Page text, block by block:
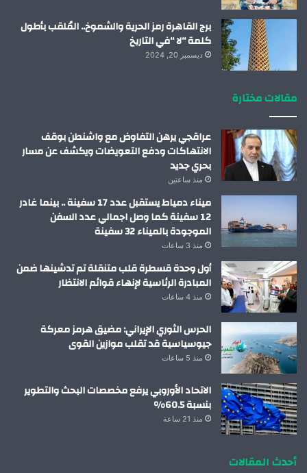
برج القاهرة رمز الحرية والشموخ.. المُلقب بأطول
كلمة “لا “في التاريخ
ديسمبر 20, 2024
مقالات مختارة
عراقجي يرهن التفاوض مع واشنطن بوقف
الانتهاكات ودفع التعويضات ويكشف عن مسار
بحري جديد
منذ ساعتين
ميناء دمياط يستقبل عدد 17 سفينة .. بينما غادر
12 سفينة كما وصل اجمالي عدد السفن
الموجودة بالميناء 32 سفينة
منذ 3 ساعات
أول وحدة قسطرة قلب متنقلة تم تدشينها ضمن
المبادرة الرئاسية لإنهاء قوائم الانتظار
منذ 4 ساعات
الحرس الثوري الإيراني: مضيق هرمز معركة
جيوسياسية قد تقلب موازين القوى
منذ 5 ساعات
الاتحاد الأوروبي يرفع مخصصات البحث والتطوير
بنسبة 60.5%
منذ 21 ساعة
أحدث المقالات